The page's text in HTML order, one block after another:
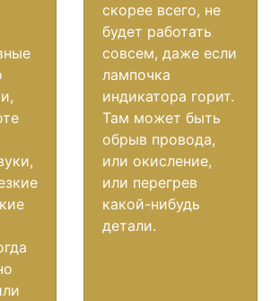
скорее всего, не
будет работать
совсем, даже если
лампочка
индикатора горит.
Там может быть
обрыв провода,
или окисление,
или перегрев
какой-нибудь
детали.